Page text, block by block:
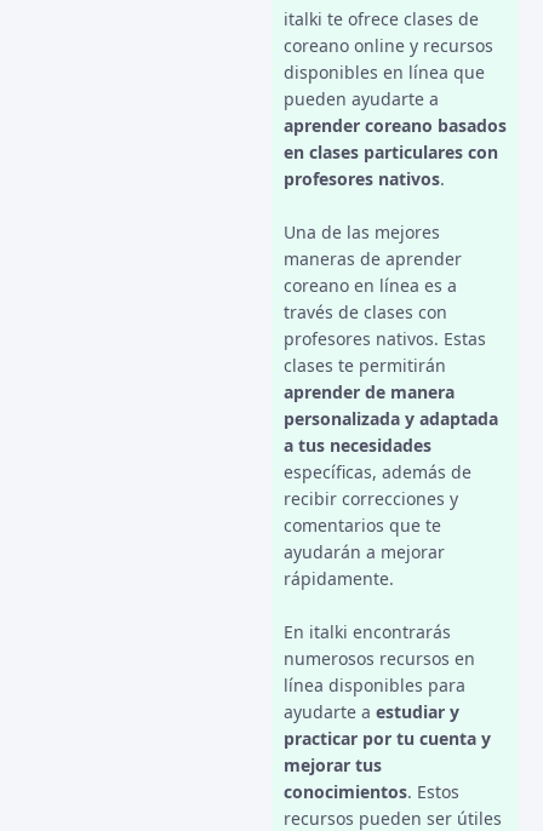
italki te ofrece clases de
coreano online y recursos
disponibles en línea que
pueden ayudarte a
aprender coreano basados
en clases particulares con
profesores nativos.
Una de las mejores
maneras de aprender
coreano en línea es a
través de clases con
profesores nativos. Estas
clases te permitirán
aprender de manera
personalizada y adaptada
a tus necesidades
específicas, además de
recibir correcciones y
comentarios que te
ayudarán a mejorar
rápidamente.
En italki encontrarás
numerosos recursos en
línea disponibles para
ayudarte a estudiar y
practicar por tu cuenta y
mejorar tus
conocimientos. Estos
recursos pueden ser útiles